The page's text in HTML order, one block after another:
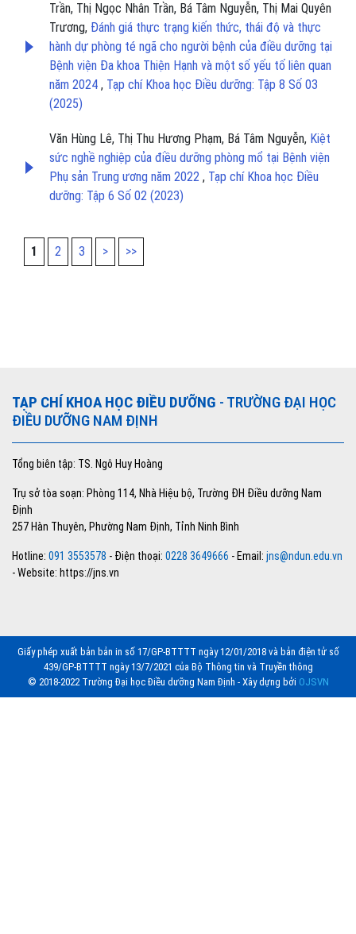
Trần, Thị Ngọc Nhân Trần, Bá Tâm Nguyễn, Thị Mai Quyên
Trương, Đánh giá thực trạng kiến thức, thái độ và thực
hành dự phòng té ngã cho người bệnh của điều dưỡng tại
Bệnh viện Đa khoa Thiện Hạnh và một số yếu tố liên quan
năm 2024 , Tạp chí Khoa học Điều dưỡng: Tập 8 Số 03
(2025)
Văn Hùng Lê, Thị Thu Hương Phạm, Bá Tâm Nguyễn, Kiệt
sức nghề nghiệp của điều dưỡng phòng mổ tại Bệnh viện
Phụ sản Trung ương năm 2022 , Tạp chí Khoa học Điều
dưỡng: Tập 6 Số 02 (2023)
1 2 3 > >>
TẠP CHÍ KHOA HỌC ĐIỀU DƯỠNG - TRƯỜNG ĐẠI HỌC
ĐIỀU DƯỠNG NAM ĐỊNH
Tổng biên tập: TS. Ngô Huy Hoàng
Trụ sở tòa soạn: Phòng 114, Nhà Hiệu bộ, Trường ĐH Điều dưỡng Nam
Định
257 Hàn Thuyên, Phường Nam Định, Tỉnh Ninh Bình
Hotline: 091 3553578 - Điện thoại: 0228 3649666 - Email: jns@ndun.edu.vn
- Website: https://jns.vn
Giấy phép xuất bản bản in số 17/GP-BTTTT ngày 12/01/2018 và bản điện tử số
439/GP-BTTTT ngày 13/7/2021 của Bộ Thông tin và Truyền thông
© 2018-2022 Trường Đại học Điều dưỡng Nam Định - Xây dựng bởi OJSVN